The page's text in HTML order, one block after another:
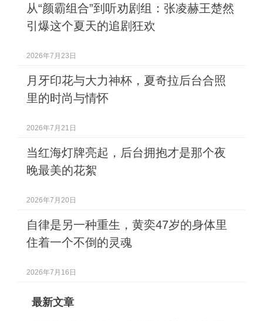
从“颜霸组合”到听劝剧组：张凌赫王楚然
引爆这个夏天的追剧狂欢
2026年7月23日
月牙印花与大力神杯，夏奇拉后台合照
里的时尚与情怀
2026年7月21日
当红海灯牌亮起，后台拥抱才是那个夜
晚最美的花絮
2026年7月20日
自律是另一种重生，黄奕47岁的身体里
住着一个不倒的灵魂
2026年7月16日
最新文章